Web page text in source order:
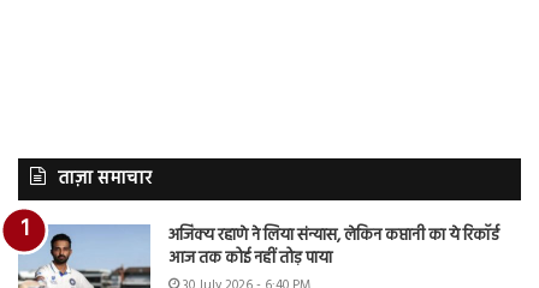
ताज़ा समाचार
अजिंक्य रहाणे ने लिया संन्यास, लेकिन कप्तानी का ये रिकॉर्ड
आज तक कोई नहीं तोड़ पाया